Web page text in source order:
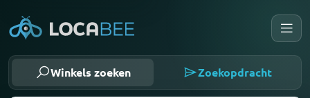
Winkels zoeken Zoekopdracht